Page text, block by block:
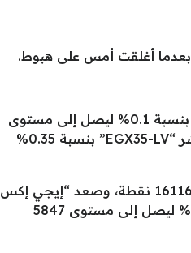
بعدما أغلقت أمس على هبوط.
ارتفع مؤشر “إيجي إكس 30” بنسبة 0.22% ليصل إلى 52145 نقطة، وصعد مؤشر “إيجي إكس 30 محدد الأوزان” بنسبة 0.1% ليصل إلى مستوى
64014 نقطة، وقفز مؤشر “إيجي إكس 30 للعائد الكلي” بنسبة 0.23% ليصل إلى مستوى 24334 نقطة، وزاد مؤشر “EGX35-LV” بنسبة 0.35%
كما ارتفع مؤشر الشركات المتوسطة والصغيرة “إيجي إكس 70 متساوي الأوزان” بنسبة 0.7% ليصل إلى مستوى 16116 نقطة، وصعد “إيجي إكس
100 متساوي الأوزان”، بنسبة 0.56% ليصل إلى مستوى 21869 نقطة، وقفز مؤشر الشريعة الإسلامية بنسبة 0.03% ليصل إلى مستوى 5847